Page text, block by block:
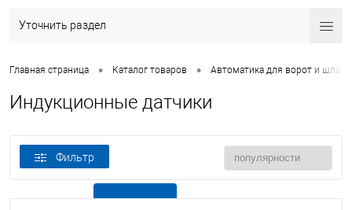
Уточнить раздел
Главная страница • Каталог товаров • Автоматика для ворот и
Индукционные датчики
Фильтр